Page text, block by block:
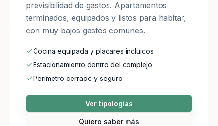
previsibilidad de gastos. Apartamentos
terminados, equipados y listos para habitar,
con muy bajos gastos comunes.
Cocina equipada y placares incluidos
Estacionamiento dentro del complejo
Perímetro cerrado y seguro
Ver tipologías
Quiero saber más